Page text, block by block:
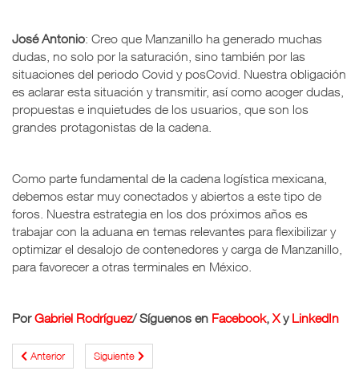
José Antonio: Creo que Manzanillo ha generado muchas
dudas, no solo por la saturación, sino también por las
situaciones del periodo Covid y posCovid. Nuestra obligación
es aclarar esta situación y transmitir, así como acoger dudas,
propuestas e inquietudes de los usuarios, que son los
grandes protagonistas de la cadena.
Como parte fundamental de la cadena logística mexicana,
debemos estar muy conectados y abiertos a este tipo de
foros. Nuestra estrategia en los dos próximos años es
trabajar con la aduana en temas relevantes para flexibilizar y
optimizar el desalojo de contenedores y carga de Manzanillo,
para favorecer a otras terminales en México.
PorGabriel Rodríguez/ Síguenos en Facebook, Xy LinkedIn
Anterior Siguiente